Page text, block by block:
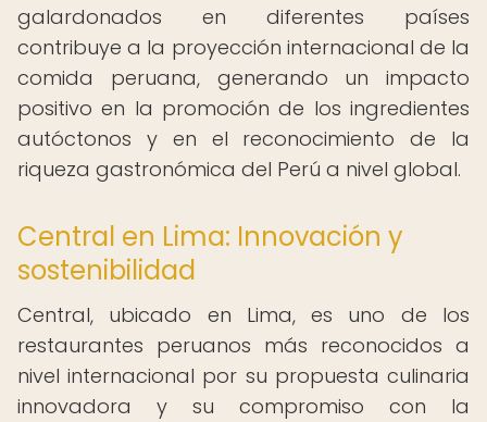
galardonados en diferentes países
contribuye a la proyección internacional de la
comida peruana, generando un impacto
positivo en la promoción de los ingredientes
autóctonos y en el reconocimiento de la
riqueza gastronómica del Perú a nivel global.
Central en Lima: Innovación y
sostenibilidad
Central, ubicado en Lima, es uno de los
restaurantes peruanos más reconocidos a
nivel internacional por su propuesta culinaria
innovadora y su compromiso con la